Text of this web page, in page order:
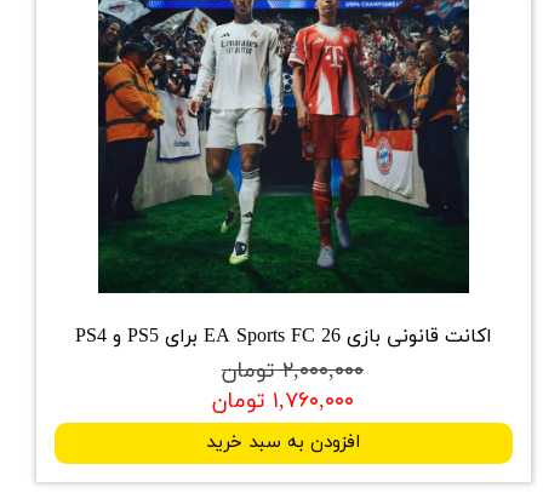
اکانت قانونی بازی EA Sports FC 26 برای PS5 و PS4
۲,۰۰۰,۰۰۰ تومان
۱,۷۶۰,۰۰۰ تومان
افزودن به سبد خرید